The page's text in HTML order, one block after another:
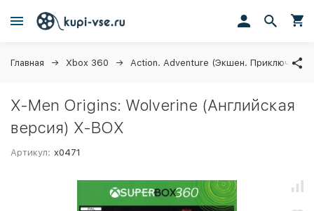
Главная Xbox 360 Action. Adventure (Экшен. Приключения)
X-Men Origins: Wolverine (Английская
версия) X-BOX
Артикул: x0471